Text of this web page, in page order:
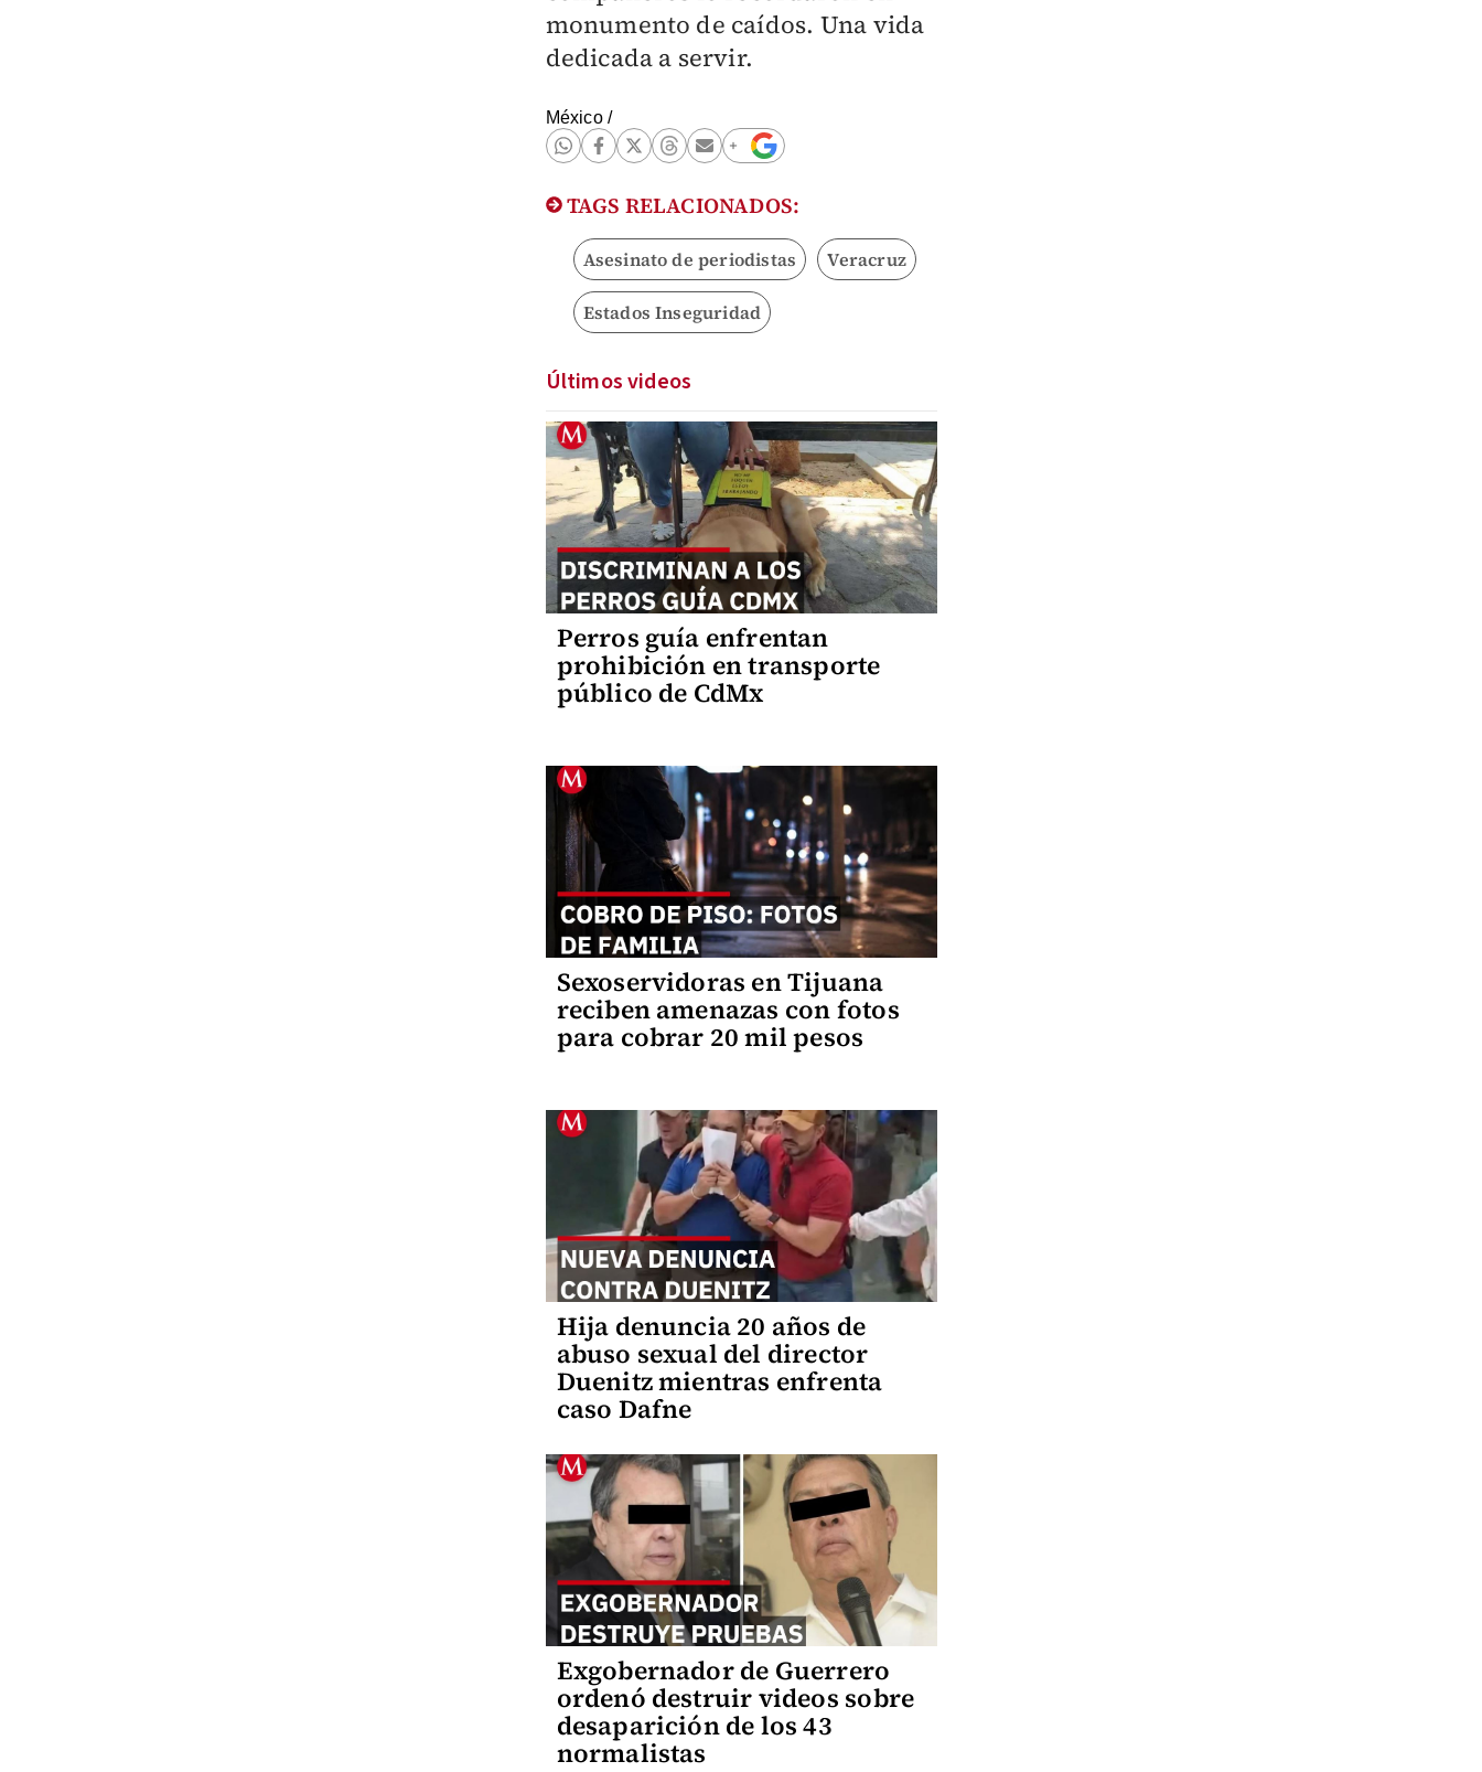
monumento de caídos. Una vida
dedicada a servir.
México/
TAGS RELACIONADOS:
Asesinato de periodistas Veracruz
Estados Inseguridad
Últimos videos
Perros guía enfrentan
prohibición en transporte
público de CdMx
Sexoservidoras en Tijuana
reciben amenazas con fotos
para cobrar 20 mil pesos
Hija denuncia 20 años de
abuso sexual del director
Duenitz mientras enfrenta
caso Dafne
Exgobernador de Guerrero
ordenó destruir videos sobre
desaparición de los 43
normalistas